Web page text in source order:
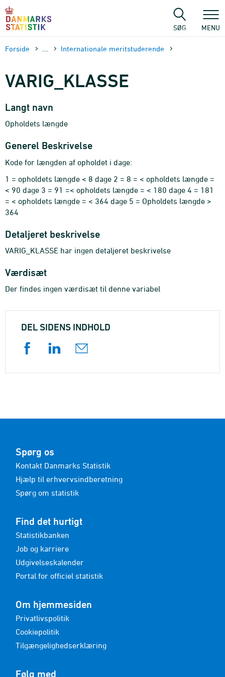
sidens
SØG MENU
Forside Internationale meritstuderende
VARIG_KLASSE
Langt navn
Opholdets længde
Generel Beskrivelse
Kode for længden af opholdet i dage:
1 = opholdets længde < 8 dage 2 = 8 = < opholdets længde =
< 90 dage 3 = 91 =< opholdets længde = < 180 dage 4 = 181
= < opholdets længde = < 364 dage 5 = Opholdets længde >
364
Detaljeret beskrivelse
VARIG_KLASSE har ingen detaljeret beskrivelse
Værdisæt
Der findes ingen værdisæt til denne variabel
DEL SIDENS INDHOLD
Spørg os
Kontakt Danmarks Statistik
Hjælp til erhvervsindberetning
Spørg om statistik
Find det hurtigt
Statistikbanken
Job og karriere
Udgivelseskalender
Portal for officiel statistik
Om hjemmesiden
Privatlivspolitik
Cookiepolitik
Tilgængelighedserklæring
Følg med